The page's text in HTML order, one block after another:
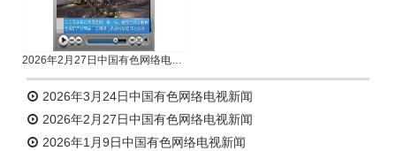
2026年2月27日中国有色网络电视新闻
2026年3月24日中国有色网络电视新闻
2026年2月27日中国有色网络电视新闻
2026年1月9日中国有色网络电视新闻